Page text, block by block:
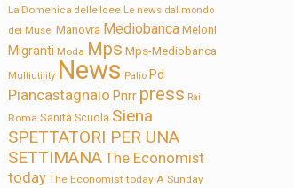
La Domenica delle Idee Le news dal mondo
dei Musei Manovra Mediobanca Meloni
Migranti Moda Mps Mps-Mediobanca
Multiutility News Palio Pd
Piancastagnaio Pnrr press Rai
Roma Sanità Scuola Siena
SPETTATORI PER UNA
SETTIMANAThe Economist
today The Economist today A Sunday